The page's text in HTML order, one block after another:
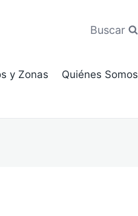
Buscar
y Zonas Quiénes Somos